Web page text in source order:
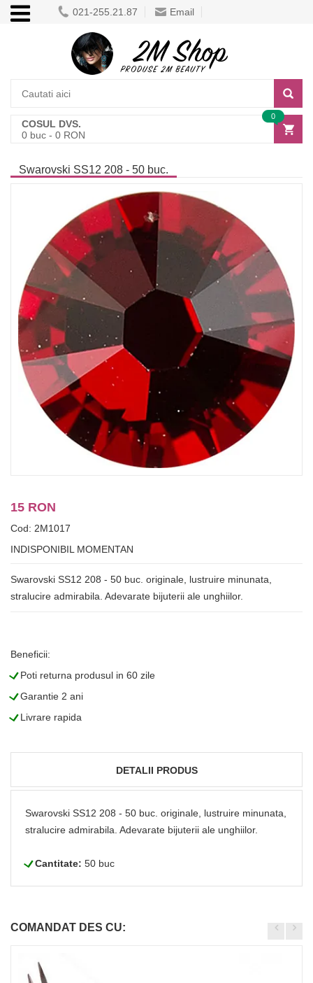
021-255.21.87 Email
COSUL DVS.
0 buc - 0 RON
0
Swarovski SS12 208 - 50 buc.
15 RON
Cod: 2M1017
INDISPONIBIL MOMENTAN
Swarovski SS12 208 - 50 buc. originale, lustruire minunata,
stralucire admirabila. Adevarate bijuterii ale unghiilor.
Beneficii:
LPoti returna produsul in 60 zile
LGarantie 2 ani
LLivrare rapida
DETALII PRODUS
Swarovski SS12 208 - 50 buc. originale, lustruire minunata,
stralucire admirabila. Adevarate bijuterii ale unghiilor.
LCantitate: 50 buc
COMANDAT DES CU: